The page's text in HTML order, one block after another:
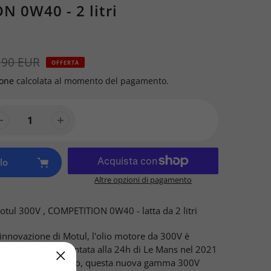
0W40 - 2 litri
EUR OFFERTA
calcolata al momento del pagamento.
Altre opzioni di pagamento
300V , COMPETITION 0W40 - latta da 2 litri
di Motul, l'olio motore da 300V è
Presentata alla 24h di Le Mans nel 2021
team del mondo, questa nuova gamma 300V